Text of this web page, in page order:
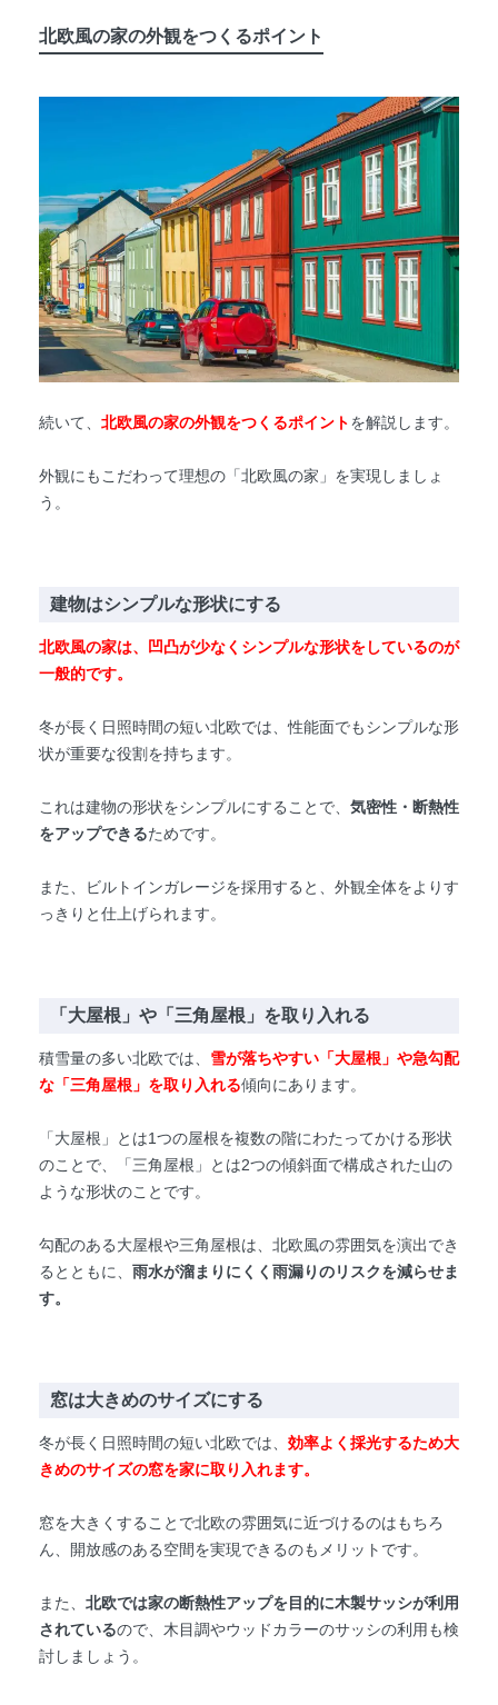
北欧風の家の外観をつくるポイント
続いて、 北欧風の家の外観をつくるポイントを解説します。
外観にもこだわって理想の「北欧風の家」を実現しましょ
う。
建物はシンプルな形状にする
北欧風の家は、凹凸が少なくシンプルな形状をしているのが
一般的です。
冬が長く日照時間の短い北欧では、性能面でもシンプルな形
状が重要な役割を持ちます。
これは建物の形状をシンプルにすることで、 気密性・断熱性
をアップできるためです。
また、ビルトインガレージを採用すると、外観全体をよりす
っきりと仕上げられます。
「大屋根」や「三角屋根」を取り入れる
積雪量の多い北欧では、 雪が落ちやすい「大屋根」や急勾配
な「三角屋根」を取り入れる傾向にあります。
「大屋根」とは1つの屋根を複数の階にわたってかける形状
のことで、「三角屋根」とは2つの傾斜面で構成された山の
ような形状のことです。
勾配のある大屋根や三角屋根は、北欧風の雰囲気を演出でき
るとともに、 雨水が溜まりにくく雨漏りのリスクを減らせま
す。
窓は大きめのサイズにする
冬が長く日照時間の短い北欧では、 効率よく採光するため大
きめのサイズの窓を家に取り入れます。
窓を大きくすることで北欧の雰囲気に近づけるのはもちろ
ん、開放感のある空間を実現できるのもメリットです。
また、 北欧では家の断熱性アップを目的に木製サッシが利用
されているので、木目調やウッドカラーのサッシの利用も検
討しましょう。